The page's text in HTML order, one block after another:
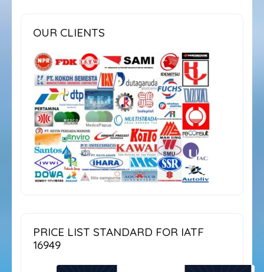
OUR CLIENTS
PRICE LIST STANDARD FOR IATF
16949